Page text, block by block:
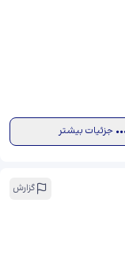
جزئیات بیشتر
گزارش